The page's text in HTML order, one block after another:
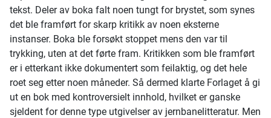
tekst. Deler av boka falt noen tungt for brystet, som synes
det ble framført for skarp kritikk av noen eksterne
instanser. Boka ble forsøkt stoppet mens den var til
trykking, uten at det førte fram. Kritikken som ble framført
er i etterkant ikke dokumentert som feilaktig, og det hele
roet seg etter noen måneder. Så dermed klarte Forlaget å gi
ut en bok med kontroversielt innhold, hvilket er ganske
sjeldent for denne type utgivelser av jernbanelitteratur. Men